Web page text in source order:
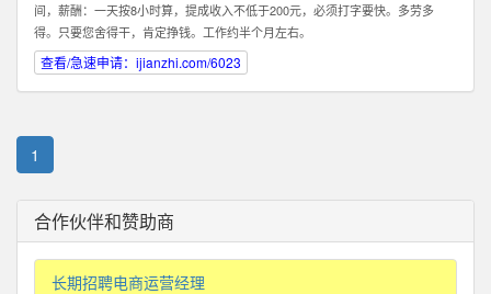
间，薪酬：一天按8小时算，提成收入不低于200元，必须打字要快。多劳多
得。只要您舍得干，肯定挣钱。工作约半个月左右。
查看/急速申请：ijianzhi.com/6023
1
合作伙伴和赞助商
长期招聘电商运营经理